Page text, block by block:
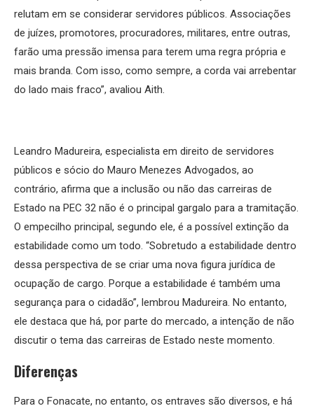
relutam em se considerar servidores públicos. Associações
de juízes, promotores, procuradores, militares, entre outras,
farão uma pressão imensa para terem uma regra própria e
mais branda. Com isso, como sempre, a corda vai arrebentar
do lado mais fraco”, avaliou Aith.
Leandro Madureira, especialista em direito de servidores
públicos e sócio do Mauro Menezes Advogados, ao
contrário, afirma que a inclusão ou não das carreiras de
Estado na PEC 32 não é o principal gargalo para a tramitação.
O empecilho principal, segundo ele, é a possível extinção da
estabilidade como um todo. “Sobretudo a estabilidade dentro
dessa perspectiva de se criar uma nova figura jurídica de
ocupação de cargo. Porque a estabilidade é também uma
segurança para o cidadão”, lembrou Madureira. No entanto,
ele destaca que há, por parte do mercado, a intenção de não
discutir o tema das carreiras de Estado neste momento.
Diferenças
Para o Fonacate, no entanto, os entraves são diversos, e há